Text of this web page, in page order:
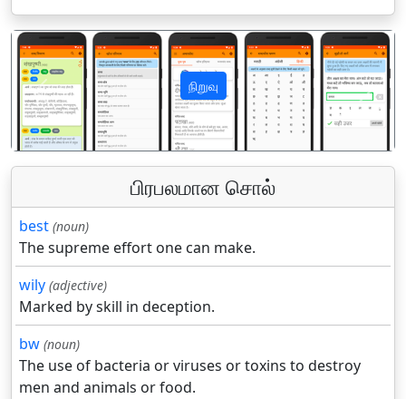
நிறுவு
पिछला अगला
பிரபலமான சொல்
best (noun)
The supreme effort one can make.
wily (adjective)
Marked by skill in deception.
bw (noun)
The use of bacteria or viruses or toxins to destroy
men and animals or food.